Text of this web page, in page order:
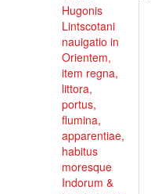
Hugonis
Lintscotani
nauigatio in
Orientem,
item regna,
littora,
portus,
flumina,
apparentiae,
habitus
moresque
Indorum &